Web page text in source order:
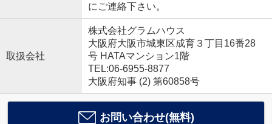
にご連絡下さい。
取扱会社
株式会社グラムハウス
大阪府大阪市城東区成育３丁目16番28
号 HATAマンション1階
TEL:06-6955-8877
大阪府知事 (2) 第60858号
お問い合わせ(無料)